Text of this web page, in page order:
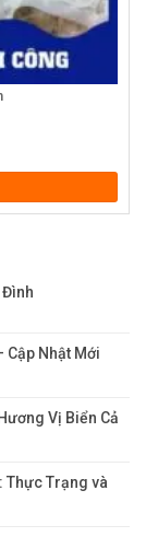
Đình
Cập Nhật Mới
Vị Biển Cả
Thực Trạng và